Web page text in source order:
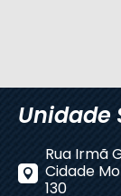
Unidade
Rua Irmã
Cidade
130